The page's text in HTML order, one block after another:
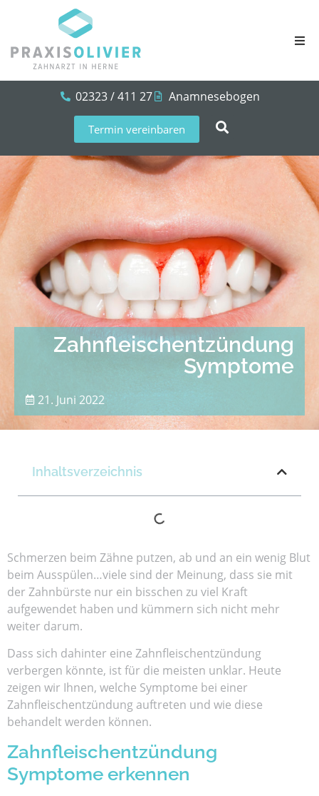
02323 / 411 27 Anamnesebogen
Termin vereinbaren
Zahnfleischentzündung
Symptome
21. Juni 2022
Schmerzen beim Zähne putzen, ab und an ein wenig Blut
beim Ausspülen…viele sind der Meinung, dass sie mit
der Zahnbürste nur ein bisschen zu viel Kraft
aufgewendet haben und kümmern sich nicht mehr
weiter darum.
Dass sich dahinter eine Zahnfleischentzündung
verbergen könnte, ist für die meisten unklar. Heute
zeigen wir Ihnen, welche Symptome bei einer
Zahnfleischentzündung auftreten und wie diese
behandelt werden können.
Zahnfleischentzündung
Symptome erkennen
Inhaltsverzeichnis